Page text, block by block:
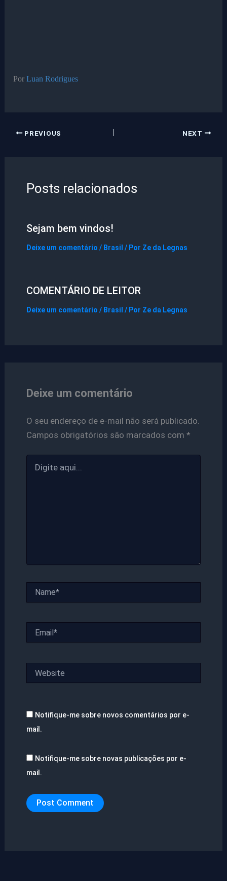
PorLuan Rodrigues
PREVIOUS NEXT
Posts relacionados
Sejam bem vindos!
Deixe um comentário / Brasil / Por Ze da Legnas
COMENTÁRIO DE LEITOR
Deixe um comentário / Brasil / Por Ze da Legnas
Deixe um comentário
O seu endereço de e-mail não será publicado.
Campos obrigatórios são marcados com *
aqui...
Notifique-me sobre novos comentários por e-
mail.
Notifique-me sobre novas publicações por e-
mail.